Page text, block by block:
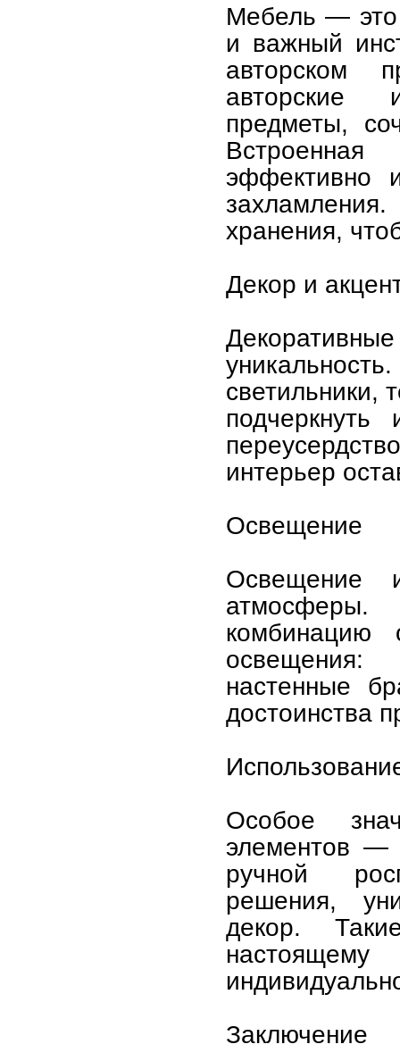
Мебель — это
и важный
авторском
авторские
предметы,
эффективно
хранения,
Декор и
светильники,
интерьер
Освещение
Освещение
атмосферы.
комбинацию
освещения:
настенные
достоинства
Особое
элементов —
ручной
решения,
декор.
Заключение